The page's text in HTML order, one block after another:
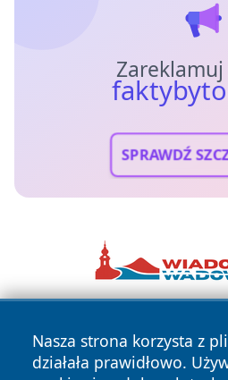
Zareklamuj
SPRAWDŹ
Nasza strona korzysta z
działała prawidłowo.